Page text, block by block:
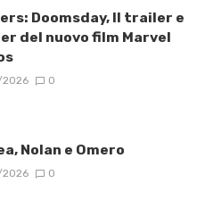
Doomsday, Il trailer e
del nuovo film Marvel
0
Nolan e Omero
0